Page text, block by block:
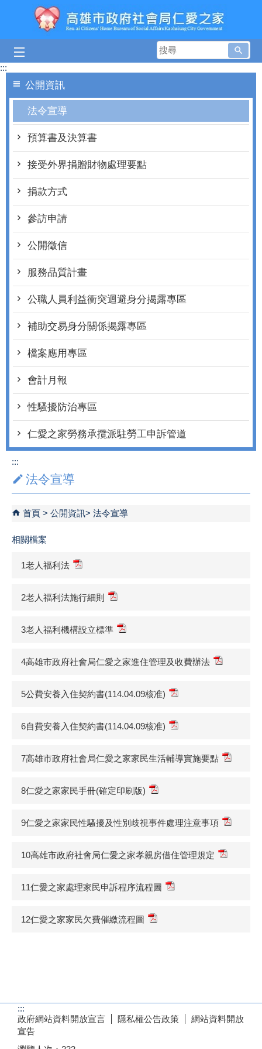
跳到主要內容區塊
搜
尋
:::
公開資訊
法令宣導
預算書及決算書
接受外界捐贈財物處理要點
捐款方式
參訪申請
公開徵信
服務品質計畫
公職人員利益衝突迴避身分揭露專區
補助交易身分關係揭露專區
檔案應用專區
會計月報
性騷擾防治專區
仁愛之家勞務承攬派駐勞工申訴管道
:::
法令宣導
首頁 公開資訊 法令宣導
相關檔案
1老人福利法
2老人福利法施行細則
3老人福利機構設立標準
4高雄市政府社會局仁愛之家進住管理及收費辦法
5公費安養入住契約書(114.04.09核准)
6自費安養入住契約書(114.04.09核准)
7高雄市政府社會局仁愛之家家民生活輔導實施要點
8仁愛之家家民手冊(確定印刷版)
9仁愛之家家民性騷擾及性別歧視事件處理注意事項
10高雄市政府社會局仁愛之家孝親房借住管理規定
11仁愛之家處理家民申訴程序流程圖
12仁愛之家家民欠費催繳流程圖
:::
政府網站資料開放宣言
隱私權公告政策
網站資料開放
宣告